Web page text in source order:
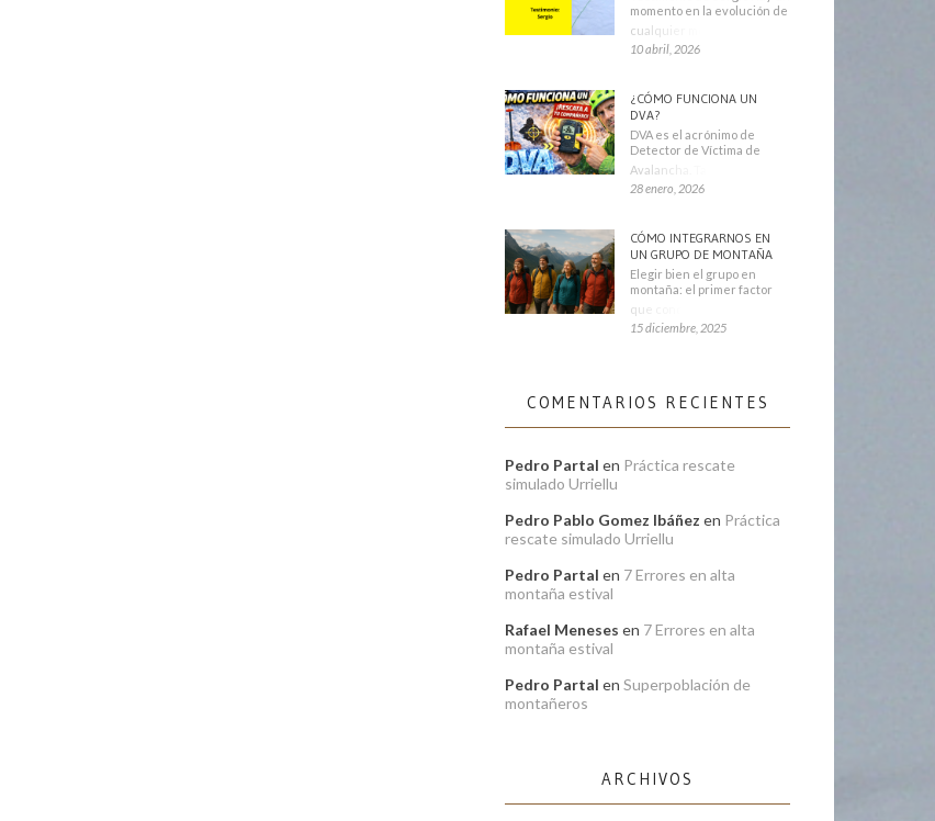
momento en la evolución de
cualquier montañero
10 abril, 2026
¿CÓMO FUNCIONA UN
DVA?
DVA es el acrónimo de
Detector de Víctima de
Avalancha. También se
28 enero, 2026
CÓMO INTEGRARNOS EN
UN GRUPO DE MONTAÑA
Elegir bien el grupo en
montaña: el primer factor
que condiciona tu
15 diciembre, 2025
COMENTARIOS RECIENTES
Pedro Partal en Práctica rescate
simulado Urriellu
Pedro Pablo Gomez Ibáñez en Práctica
rescate simulado Urriellu
Pedro Partal en 7 Errores en alta
montaña estival
Rafael Meneses en 7 Errores en alta
montaña estival
Pedro Partal en Superpoblación de
montañeros
ARCHIVOS